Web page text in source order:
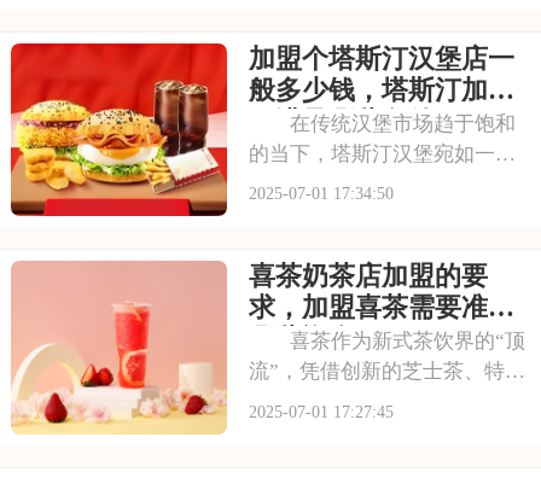
要多少钱？下面就来看看古茗
开店加盟费及加盟条件，2025
古茗投资预
加盟个塔斯汀汉堡店一
般多少钱，塔斯汀加盟
要满足哪些条件
在传统汉堡市场趋于饱和
的当下，塔斯汀汉堡宛如一股
清流，以创新的姿态闯入大众
独特的商业模式所吸引，想要
借助塔斯汀的品牌力量开启自
己的创业之路。那么
2025-07-01 17:34:50
喜茶奶茶店加盟的要
求，加盟喜茶需要准备
哪些资金
喜茶作为新式茶饮界的“顶
流”，凭借创新的芝士茶、特色
果茶，还有时尚的门店设计，
2025-07-01 17:27:45